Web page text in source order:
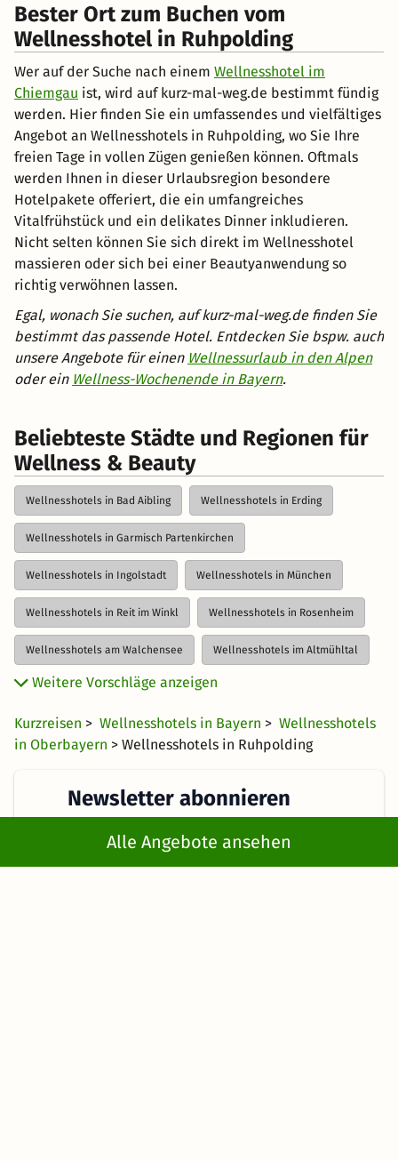
Alle Angebote ansehen
Bester Ort zum Buchen vom
Wellnesshotel in Ruhpolding
Wer auf der Suche nach einem Wellnesshotel im
Chiemgau ist, wird auf kurz-mal-weg.de bestimmt fündig
werden. Hier finden Sie ein umfassendes und vielfältiges
Angebot an Wellnesshotels in Ruhpolding, wo Sie Ihre
freien Tage in vollen Zügen genießen können. Oftmals
werden Ihnen in dieser Urlaubsregion besondere
Hotelpakete offeriert, die ein umfangreiches
Vitalfrühstück und ein delikates Dinner inkludieren.
Nicht selten können Sie sich direkt im Wellnesshotel
massieren oder sich bei einer Beautyanwendung so
richtig verwöhnen lassen.
Egal, wonach Sie suchen, auf kurz-mal-weg.de finden Sie
bestimmt das passende Hotel. Entdecken Sie bspw. auch
unsere Angebote für einen Wellnessurlaub in den Alpen
oder ein Wellness-Wochenende in Bayern.
Beliebteste Städte und Regionen für
Wellness & Beauty
Wellnesshotels in Bad Aibling Wellnesshotels in Erding
Wellnesshotels in Garmisch Partenkirchen
Wellnesshotels in Ingolstadt Wellnesshotels in München
Wellnesshotels in Reit im Winkl Wellnesshotels in Rosenheim
Wellnesshotels am Walchensee Wellnesshotels im Altmühltal
Wellnesshotels am Ammersee
Wellnesshotels in den Bayerischen Alpen
Wellnesshotels im Chiemgau Wellnesshotels am Chiemsee
Wellnesshotels im Fichtelgebirge Wellnesshotels in Franken
Weitere Vorschläge anzeigen
Kurzreisen > Wellnesshotels in Bayern > Wellnesshotels
in Oberbayern > Wellnesshotels in Ruhpolding
Newsletter abonnieren
Erhalte die besten und neuesten Deals direkt
ins Postfach